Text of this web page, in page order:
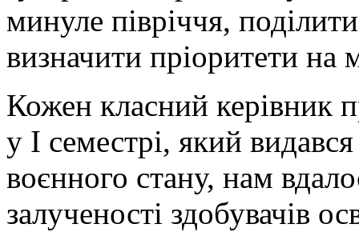
минуле півріччя,
визначити пріоритети на
Кожен класний керівник
у І семестрі, який
воєнного стану, нам
залученості здобувачів